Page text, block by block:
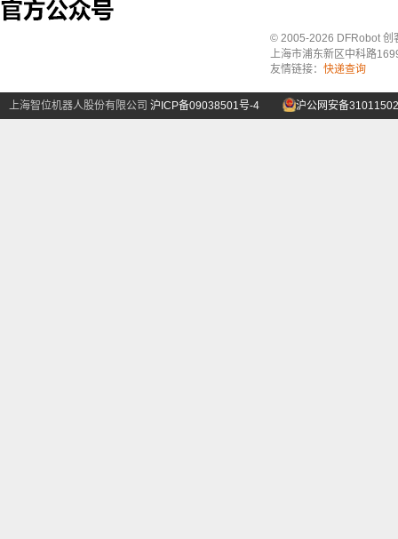
© 2005-2026 DFRobot 创
上海市浦东新区中科路
友情链接： 快递查询
上海智位机器人股份有限公司 沪ICP备09038501号-4 沪公网安备